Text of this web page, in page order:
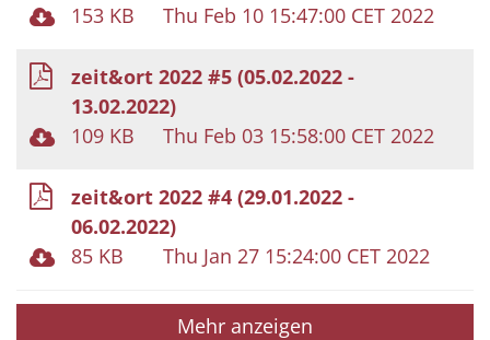
153 KB
Thu Feb 10 15:47:00 CET 2022
zeit&ort 2022 #5 (05.02.2022 -
13.02.2022)
109 KB
Thu Feb 03 15:58:00 CET 2022
zeit&ort 2022 #4 (29.01.2022 -
06.02.2022)
85 KB
Thu Jan 27 15:24:00 CET 2022
Mehr anzeigen